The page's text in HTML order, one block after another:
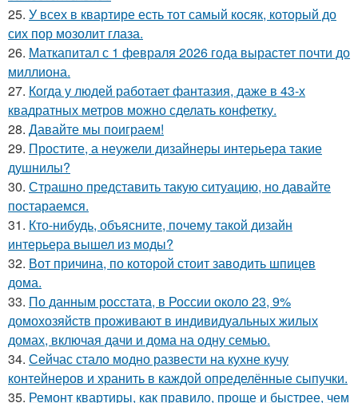
25. У всех в квартире есть тот самый косяк, который до
сих пор мозолит глаза.
26. Маткапитал с 1 февраля 2026 года вырастет почти до
миллиона.
27. Когда у людей работает фантазия, даже в 43-х
квадратных метров можно сделать конфетку.
28. Давайте мы поиграем!
29. Простите, а неужели дизайнеры интерьера такие
душнилы?
30. Страшно представить такую ситуацию, но давайте
постараемся.
31. Кто-нибудь, объясните, почему такой дизайн
интерьера вышел из моды?
32. Вот причина, по которой стоит заводить шпицев
дома.
33. По данным росстата, в России около 23, 9%
домохозяйств проживают в индивидуальных жилых
домах, включая дачи и дома на одну семью.
34. Сейчас стало модно развести на кухне кучу
контейнеров и хранить в каждой определённые сыпучки.
35. Ремонт квартиры, как правило, проще и быстрее, чем